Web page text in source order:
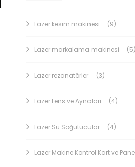
Lazer kesim makinesi (9)
Lazer markalama makinesi (5)
Lazer rezanatörler (3)
Lazer Lens ve Aynaları (4)
Lazer Su Soğutucular (4)
Lazer Makine Kontrol Kart ve